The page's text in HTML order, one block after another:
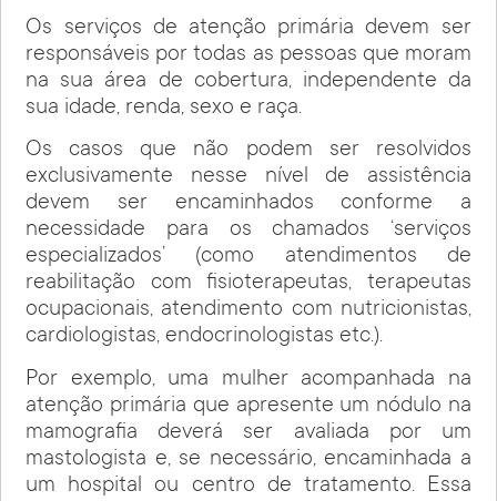
Os serviços de atenção primária devem ser
responsáveis por todas as pessoas que moram
na sua área de cobertura, independente da
sua idade, renda, sexo e raça.
Os casos que não podem ser resolvidos
exclusivamente nesse nível de assistência
devem ser encaminhados conforme a
necessidade para os chamados ‘serviços
especializados’ (como atendimentos de
reabilitação com fisioterapeutas, terapeutas
ocupacionais, atendimento com nutricionistas,
cardiologistas, endocrinologistas etc.).
Por exemplo, uma mulher acompanhada na
atenção primária que apresente um nódulo na
mamografia deverá ser avaliada por um
mastologista e, se necessário, encaminhada a
um hospital ou centro de tratamento. Essa